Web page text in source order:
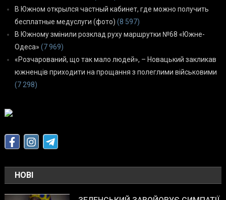
В Южном открылся частный кабинет, где можно получить
бесплатные медуслуги (фото) (8 597)
В Южному змінили розклад руху маршрутки №68 «Южне-
Одеса» (7 969)
«Розчарований, що так мало людей», – Новацький закликав
южненців приходити на прощання з полеглими військовими
(7 298)
НОВІ